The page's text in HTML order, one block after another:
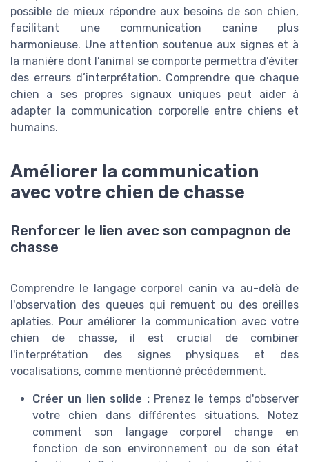
possible de mieux répondre aux besoins de son chien,
facilitant une communication canine plus
harmonieuse. Une attention soutenue aux signes et à
la manière dont l’animal se comporte permettra d’éviter
des erreurs d’interprétation. Comprendre que chaque
chien a ses propres signaux uniques peut aider à
adapter la communication corporelle entre chiens et
humains.
Améliorer la communication
avec votre chien de chasse
Renforcer le lien avec son compagnon de
chasse
Comprendre le langage corporel canin va au-delà de
l'observation des queues qui remuent ou des oreilles
aplaties. Pour améliorer la communication avec votre
chien de chasse, il est crucial de combiner
l'interprétation des signes physiques et des
vocalisations, comme mentionné précédemment.
Créer un lien solide :Prenez le temps d'observer
votre chien dans différentes situations. Notez
comment son langage corporel change en
fonction de son environnement ou de son état